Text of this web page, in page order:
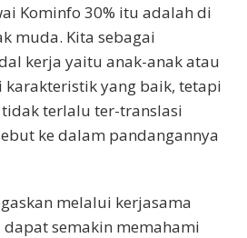
Kominfo 30% itu adalah di
muda. Kita sebagai
kerja yaitu anak-anak atau
yang baik, tetapi
terlalu ter-translasi
ke dalam pandangannya
melalui kerjasama
dapat semakin memahami